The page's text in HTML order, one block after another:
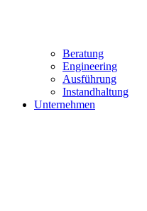
Beratung
Engineering
Ausführung
Instandhaltung
Unternehmen